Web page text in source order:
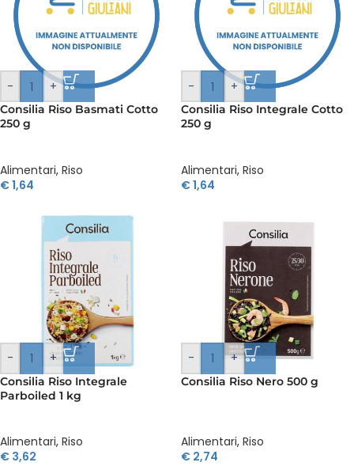
- +
Consilia Riso Basmati Cotto
250 g
Alimentari, Riso
€1,64
- +
Consilia Riso Integrale Cotto
250 g
Alimentari, Riso
€1,64
- +
Consilia Riso Integrale
Parboiled 1 kg
Alimentari, Riso
€ 3,62
- +
Consilia Riso Nero 500 g
Alimentari, Riso
€ 2,74